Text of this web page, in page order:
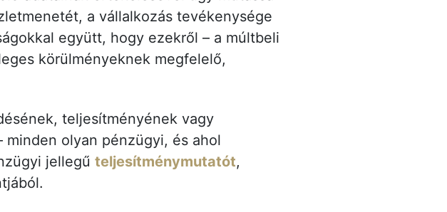
a vállalkozás tevékenysége
együtt, hogy ezekről – a múltbeli
körülményeknek megfelelő,
teljesítményének vagy
olyan pénzügyi, és ahol
jellegű teljesítménymutatót,